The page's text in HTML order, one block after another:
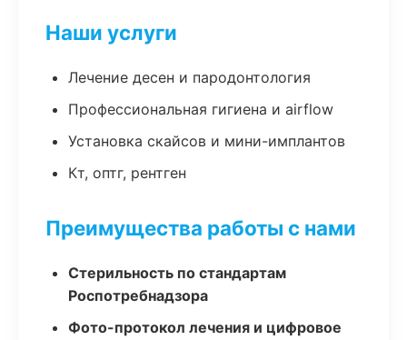
Наши услуги
Лечение десен и пародонтология
Профессиональная гигиена и airflow
Установка скайсов и мини-имплантов
Кт, оптг, рентген
Преимущества работы с нами
Стерильность по стандартам
Роспотребнадзора
Фото-протокол лечения и цифровое